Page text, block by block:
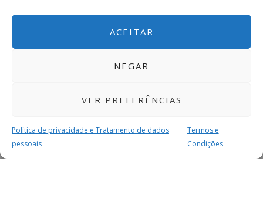
ACEITAR
NEGAR
VER PREFERÊNCIAS
Política de privacidade e Tratamento de dados
pessoais
Termos e
Condições